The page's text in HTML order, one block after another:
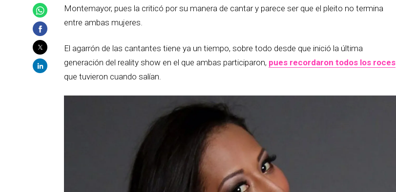
Montemayor, pues la criticó por su manera de cantar y parece ser que el pleito no termina
entre ambas mujeres.
El agarrón de las cantantes tiene ya un tiempo, sobre todo desde que inició la última
generación del reality show en el que ambas participaron, pues recordaron todos los roces
que tuvieron cuando salían.